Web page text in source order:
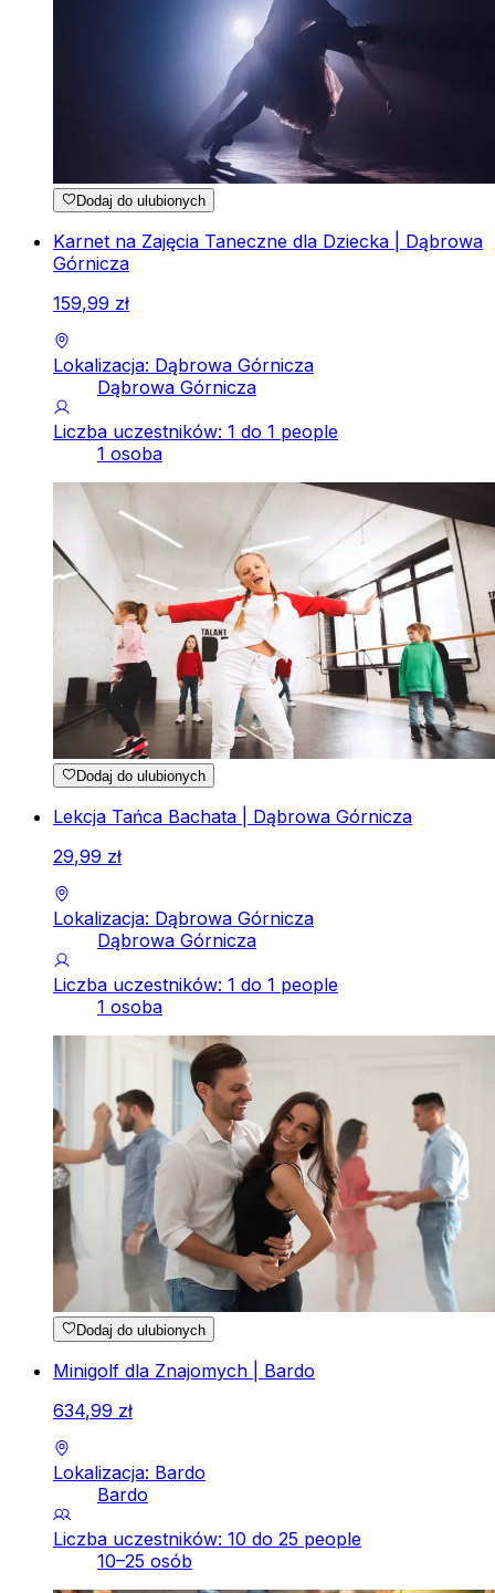
Dodaj do ulubionych
Karnet na Zajęcia Taneczne dla Dziecka | Dąbrowa
Górnicza
159,99 zł
Lokalizacja: Dąbrowa Górnicza
Dąbrowa Górnicza
Liczba uczestników: 1 do 1 people
1 osoba
Dodaj do ulubionych
Lekcja Tańca Bachata | Dąbrowa Górnicza
29,99 zł
Lokalizacja: Dąbrowa Górnicza
Dąbrowa Górnicza
Liczba uczestników: 1 do 1 people
1 osoba
Dodaj do ulubionych
Minigolf dla Znajomych | Bardo
634,99 zł
Lokalizacja: Bardo
Bardo
Liczba uczestników: 10 do 25 people
10–25 osób